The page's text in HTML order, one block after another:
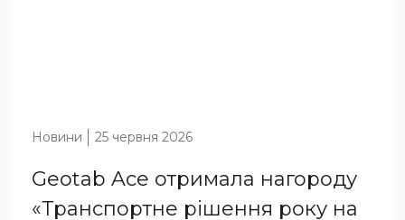
Новини 25 червня 2026
Geotab Ace отримала нагороду
«Транспортне рішення року на